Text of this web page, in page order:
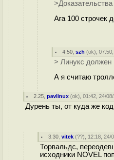
Ага 100 строчек
4.50 ,szh (ok),
> Линукс должен
А я считаю
2.25 ,pavlinux (ok), 01:42, 24/
Дурень ты, от куда же
3.30 ,vitek (??), 12:18, 24/
Торвальдс,
исходники NOVEL